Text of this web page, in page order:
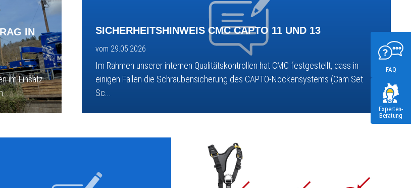
IN
im Einsatz.
SICHERHEITSHINWEIS CMC CAPTO 11 UND 13
vom 29.05.2026
Im Rahmen unserer internen Qualitätskontrollen hat CMC festgestellt, dass in
einigen Fällen die Schraubensicherung des CAPTO-Nockensystems (Cam Set
Sc...
FAQ
Experten-
Beratung